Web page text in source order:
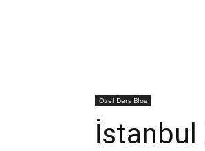
Özel Ders Blog
İstanbul